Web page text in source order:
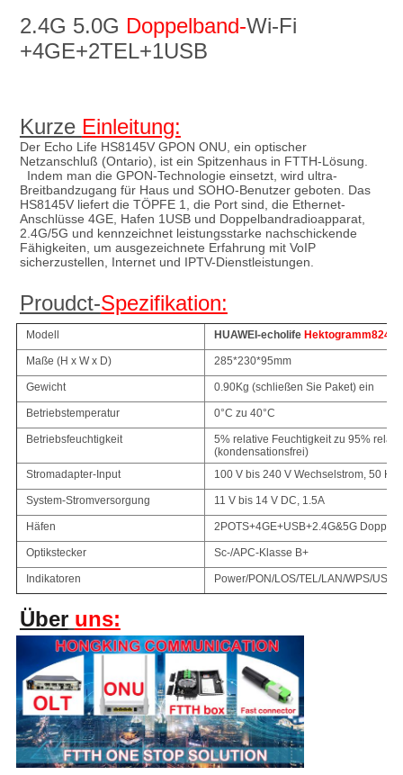
2.4G 5.0G Doppelband-Wi-Fi
+4GE+2TEL+1USB
Kurze Einleitung:
Der Echo Life HS8145V GPON ONU, ein optischer
Netzanschluß (Ontario), ist ein Spitzenhaus in FTTH-Lösung.
Indem man die GPON-Technologie einsetzt, wird ultra-
Breitbandzugang für Haus und SOHO-Benutzer geboten. Das
HS8145V liefert die TÖPFE 1, die Port sind, die Ethernet-
Anschlüsse 4GE, Hafen 1USB und Doppelbandradioapparat,
2.4G/5G und kennzeichnet leistungsstarke nachschickende
Fähigkeiten, um ausgezeichnete Erfahrung mit VoIP
sicherzustellen, Internet und IPTV-Dienstleistungen.
Proudct-Spezifikation:
Modell HUAWEI-echolife Hektogramm
Maße (H x W x D) 285*230*95mm
Gewicht 0.90Kg (schließen Sie Paket) ein
Betriebstemperatur 0°C zu 40°C
Betriebsfeuchtigkeit
5% relative Feuchtigkeit zu 95%
(kondensationsfrei)
Stromadapter-Input
100 V bis 240 V Wechselstrom, 50 Hz/
System-Stromversorgung 11 V bis 14 V DC, 1.5A
Häfen 2POTS+4GE+USB+2.4G&5G
Optikstecker Sc-/APC-Klasse B+
Indikatoren Power/PON/LOS/TEL/LAN/WPS/USB
Über uns: